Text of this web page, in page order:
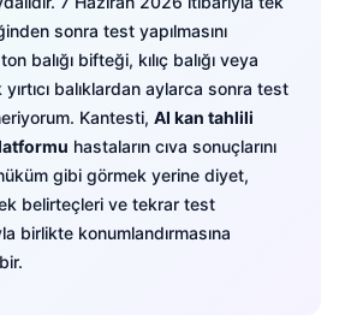
sonra test yapılmasını
balığı bifteği, kılıç balığı veya
balıklardan aylarca sonra test
Kantesti, AI kan tahlili
hastaların cıva sonuçlarını
gibi görmek yerine diyet,
belirteçleri ve tekrar test
birlikte konumlandırmasına